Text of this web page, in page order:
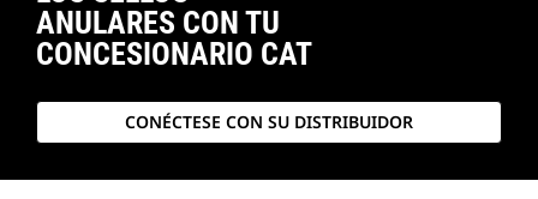
ANULARES CON TU
CONCESIONARIO CAT
CONÉCTESE CON SU DISTRIBUIDOR